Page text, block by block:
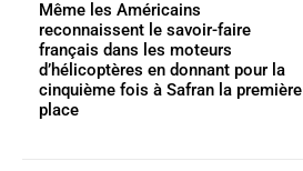
Même les Américains
reconnaissent le savoir-faire
français dans les moteurs
d’hélicoptères en donnant pour la
cinquième fois à Safran la première
place